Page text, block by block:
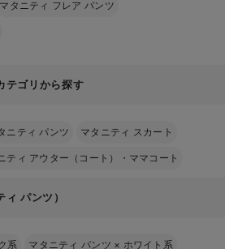
マタニティ フレア パンツ
テゴリから探す
ニティ パンツ マタニティ スカート
ティ アウター（コート）・ママコート
パンツ）
系 マタニティ パンツ × ホワイト系